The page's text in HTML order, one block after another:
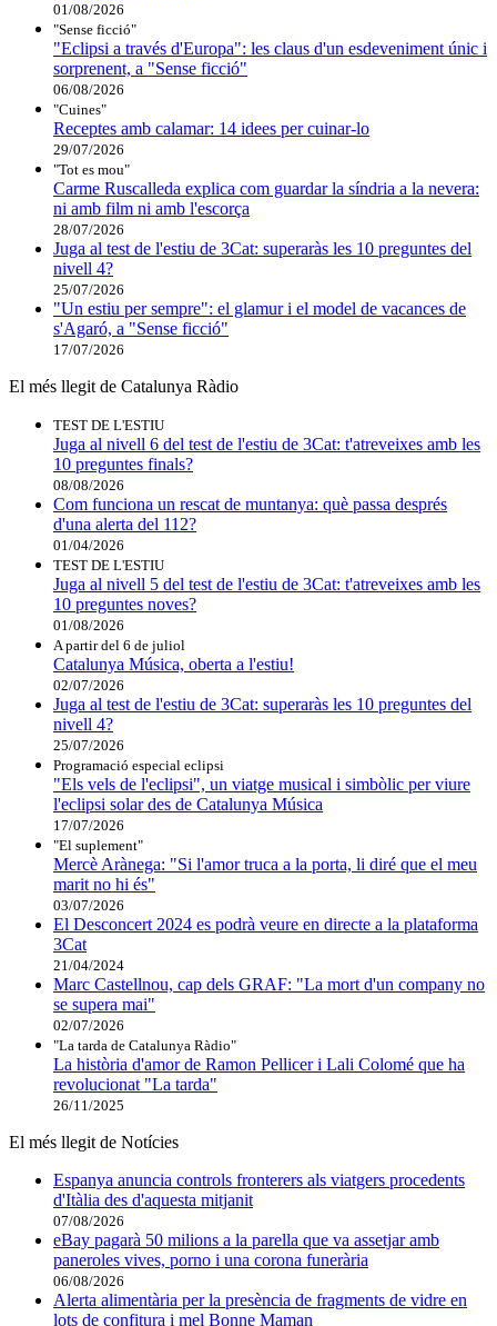
01/08/2026
"Sense ficció"
"Eclipsi a través d'Europa": les claus d'un esdeveniment únic i
sorprenent, a "Sense ficció"
06/08/2026
"Cuines"
Receptes amb calamar: 14 idees per cuinar-lo
29/07/2026
"Tot es mou"
Carme Ruscalleda explica com guardar la síndria a la nevera:
ni amb film ni amb l'escorça
28/07/2026
Juga al test de l'estiu de 3Cat: superaràs les 10 preguntes del
nivell 4?
25/07/2026
"Un estiu per sempre": el glamur i el model de vacances de
s'Agaró, a "Sense ficció"
17/07/2026
El més llegit de Catalunya Ràdio
TEST DE L'ESTIU
Juga al nivell 6 del test de l'estiu de 3Cat: t'atreveixes amb les
10 preguntes finals?
08/08/2026
Com funciona un rescat de muntanya: què passa després
d'una alerta del 112?
01/04/2026
TEST DE L'ESTIU
Juga al nivell 5 del test de l'estiu de 3Cat: t'atreveixes amb les
10 preguntes noves?
01/08/2026
A partir del 6 de juliol
Catalunya Música, oberta a l'estiu!
02/07/2026
Juga al test de l'estiu de 3Cat: superaràs les 10 preguntes del
nivell 4?
25/07/2026
Programació especial eclipsi
"Els vels de l'eclipsi", un viatge musical i simbòlic per viure
l'eclipsi solar des de Catalunya Música
17/07/2026
"El suplement"
Mercè Arànega: "Si l'amor truca a la porta, li diré que el meu
marit no hi és"
03/07/2026
El Desconcert 2024 es podrà veure en directe a la plataforma
3Cat
21/04/2024
Marc Castellnou, cap dels GRAF: "La mort d'un company no
se supera mai"
02/07/2026
"La tarda de Catalunya Ràdio"
La història d'amor de Ramon Pellicer i Lali Colomé que ha
revolucionat "La tarda"
26/11/2025
El més llegit de Notícies
Espanya anuncia controls fronterers als viatgers procedents
d'Itàlia des d'aquesta mitjanit
07/08/2026
eBay pagarà 50 milions a la parella que va assetjar amb
paneroles vives, porno i una corona funerària
06/08/2026
Alerta alimentària per la presència de fragments de vidre en
lots de confitura i mel Bonne Maman